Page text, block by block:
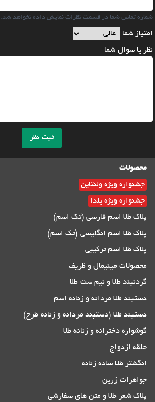
شماره تماس شما در قسمت نظرات نمایش داده نخواهد شد.
امتیاز شما
نظر یا سوال شما
ثبت نظر
محصولات
جشنواره ویژه ولنتاین
جشنواره ویژه یلدا
پلاک طلا اسم فارسی (تک اسم)
پلاک طلا اسم انگلیسی (تک اسم)
پلاک طلا اسم ترکیبی
محصولات مینیمال و ظریف
گردنبند طلا و نیم ست طلا
دستبند طلا مردانه و زنانه اسم
دستبند طلا (دستبند مردانه و زنانه طرح)
گوشواره دخترانه و زنانه طلا
حلقه ازدواج
انگشتر طلا ساده زنانه
جواهرات زرین
پلاک شعر طلا و متن های سفارشی